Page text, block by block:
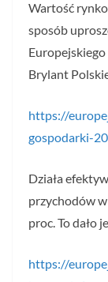
Wartość
sposób
Europejskiego
Brylant
https://
gospodarki-
Działa
przychodów
proc. To dało
https://